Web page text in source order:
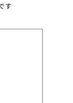
す